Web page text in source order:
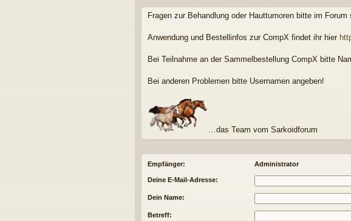
riff
Fragen zur Behandlung oder Hauttumoren bitte im Forum
Anwendung und Bestellinfos zur CompX findet ihr hier
Bei Teilnahme an der Sammelbestellung CompX bitte
Bei anderen Problemen bitte Usernamen angeben!
…das Team vom Sarkoidforum
Empfänger: Administrator
Deine E-Mail-Adresse:
Dein Name:
Betreff: